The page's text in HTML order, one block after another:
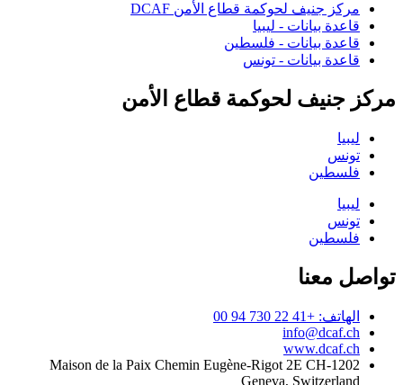
مركز جنيف لحوكمة قطاع الأمن DCAF
قاعدة بيانات - ليبيا
قاعدة بيانات - فلسطين
قاعدة بيانات - تونس
مركز جنيف لحوكمة قطاع الأمن
ليبيا
تونس
فلسطين
ليبيا
تونس
فلسطين
تواصل معنا
الهاتف: +41 22 730 94 00
info@dcaf.ch
www.dcaf.ch
Maison de la Paix Chemin Eugène-Rigot 2E CH-1202
Geneva, Switzerland